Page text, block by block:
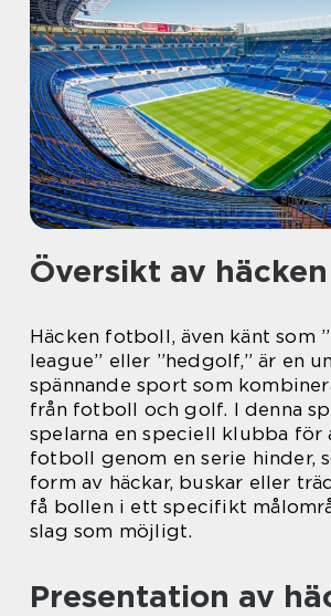
Översikt av
Häcken fotboll, även känt som
league” eller ”hedgolf,” är en
spännande sport som
från fotboll och golf. I denna
spelarna en speciell klubba för
fotboll genom en serie hinder,
form av häckar, buskar eller
få bollen i ett specifikt
slag som möjligt.
Presentation av